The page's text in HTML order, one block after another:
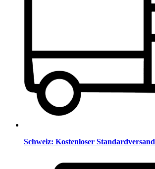
Schweiz: Kostenloser Standardversand